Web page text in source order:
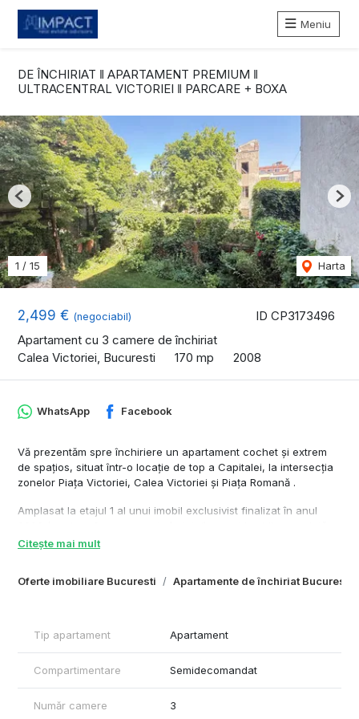
Meniu
DE ÎNCHIRIAT ‖ APARTAMENT PREMIUM ‖
ULTRACENTRAL VICTORIEI ‖ PARCARE + BOXA
ID CP3173496
2,499 € (negociabil)
Apartament cu 3 camere de închiriat
Calea Victoriei, Bucuresti
170 mp 2008
1 / 15 Harta
Previous
Oferte imobiliare Bucuresti Apartamente de închiriat Bucuresti
WhatsApp Facebook
Vă prezentăm spre închiriere un apartament cochet și extrem
de spațios, situat într-o locație de top a Capitalei, la intersecția
zonelor Piața Victoriei, Calea Victoriei și Piața Romană .
Amplasat la etajul 1 al unui imobil exclusivist finalizat în anul
oază de liniște și confort în inima orașului, fiind ideal pentru un
* Living spațios: 78 mp, inundat de lumină naturală.
*Terasă spectaculoasă: 16 mp cu acces direct din living,
oferind o vedere deschisă asupra arhitecturii impresionante a
* Dormitor cu baie proprie (cadă cu hidromasaj) și dressing
privat – suprafață cumulată de 30 mp.
* Dormitor secundar: Dormitor cu baie proprie (cadă cu
Citește mai mult
Tip apartament Apartament
Compartimentare Semidecomandat
Număr camere 3